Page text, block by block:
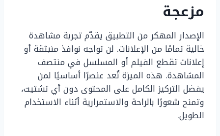
مزعجة
الإصدار المهكر من التطبيق يقدّم تجربة مشاهدة
خالية تمامًا من الإعلانات. لن تواجه نوافذ منبثقة أو
إعلانات تقطع الفيلم أو المسلسل في منتصف
المشاهدة. هذه الميزة تُعد عنصرًا أساسيًا لمن
يفضل التركيز الكامل على المحتوى دون أي تشتيت،
وتمنح شعورًا بالراحة والاستمرارية أثناء الاستخدام
الطويل.